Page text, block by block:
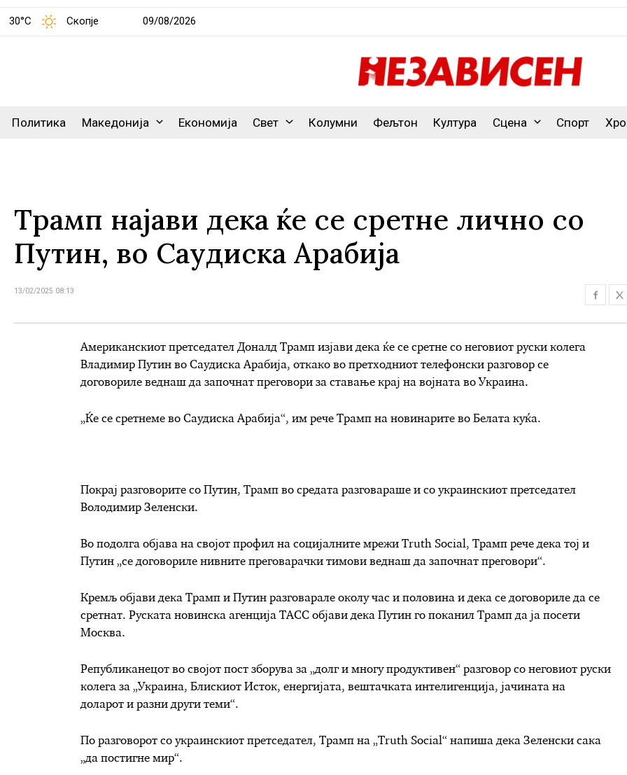
30°C Скопје 09/08/2026
Политика Македонија Економија Свет Колумни Фељтон Култура Сцена Спорт
Трамп најави дека ќе се сретне лично со
Путин, во Саудиска Арабија
13/02/2025 08:13
Американскиот претседател Доналд Трамп изјави дека ќе се сретне со неговиот руски колега
Владимир Путин во Саудиска Арабија, откако во претходниот телефонски разговор се
договориле веднаш да започнат преговори за ставање крај на војната во Украина.
„Ќе се сретнеме во Саудиска Арабија“, им рече Трамп на новинарите во Белата куќа.
Покрај разговорите со Путин, Трамп во средата разговараше и со украинскиот претседател
Володимир Зеленски.
Во подолга објава на својот профил на социјалните мрежи Truth Social, Трамп рече дека тој и
Путин „се договориле нивните преговарачки тимови веднаш да започнат преговори“.
Кремљ објави дека Трамп и Путин разговарале околу час и половина и дека се договориле да се
сретнат. Руската новинска агенција ТАСС објави дека Путин го поканил Трамп да ја посети
Москва.
Републиканецот во својот пост зборува за „долг и многу продуктивен“ разговор со неговиот руски
колега за „Украина, Блискиот Исток, енергијата, вештачката интелигенција, јачината на
доларот и разни други теми“.
По разговорот со украинскиот претседател, Трамп на „Truth Social“ напиша дека Зеленски сака
„да постигне мир“.